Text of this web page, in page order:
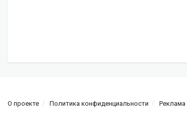
О проекте Политика конфиденциальности Реклама